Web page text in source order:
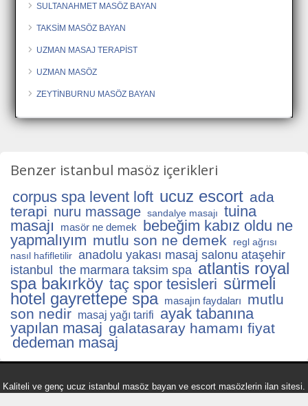
SULTANAHMET MASÖZ BAYAN
TAKSİM MASÖZ BAYAN
UZMAN MASAJ TERAPİST
UZMAN MASÖZ
ZEYTİNBURNU MASÖZ BAYAN
Benzer istanbul masöz içerikleri
corpus spa levent loft ucuz escort ada
terapi nuru massage sandalye masajı
tuina
masajı
masör ne demek
bebeğim kabız oldu ne
yapmalıyım mutlu son ne demek
regl ağrısı
nasıl hafifletilir anadolu yakası masaj salonu ataşehir
istanbul the marmara taksim spa atlantis royal
spa bakırköy taç spor tesisleri sürmeli
hotel gayrettepe spa masajın faydaları
mutlu
son nedir masaj yağı tarifi
ayak tabanına
yapılan masaj galatasaray hamamı fiyat
dedeman masaj
Kaliteli ve genç ucuz istanbul masöz bayan ve escort masözlerin ilan sitesi.